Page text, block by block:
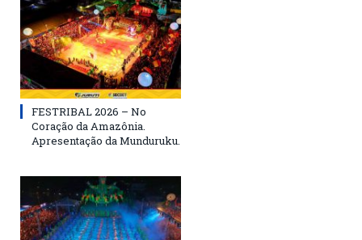
FESTRIBAL 2026 – No
Coração da Amazônia.
Apresentação da Munduruku.